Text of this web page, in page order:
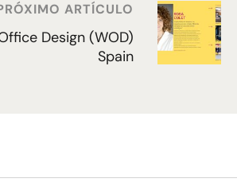
ARTÍCULO
Design (WOD)
Spain